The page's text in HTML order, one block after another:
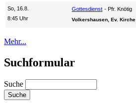
So, 16.8.
8:45 Uhr
Gottesdienst Pfr. Knötig
Volkershausen, Ev. Kirche
Mehr...
Suchformular
Suche